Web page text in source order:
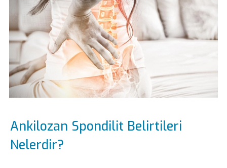
Ankilozan Spondilit Belirtileri
Nelerdir?